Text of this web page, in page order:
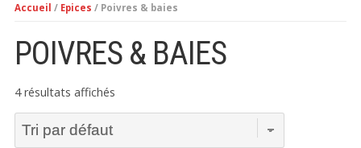
Accueil / Epices / Poivres & baies
POIVRES & BAIES
4 résultats affichés